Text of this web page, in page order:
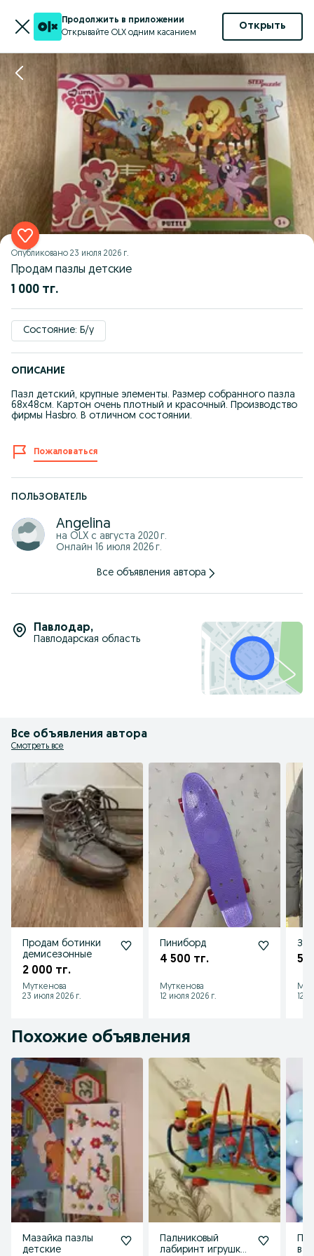
Продолжить в приложении
Открывайте OLX одним касанием
Открыть
Опубликовано 23 июля 2026 г.
Продам пазлы детские
1 000 тг.
Состояние: Б/у
ОПИСАНИЕ
Пазл детский, крупные элементы. Размер собранного пазла
68х48см. Картон очень плотный и красочный. Производство
фирмы Hasbro. В отличном состоянии.
Пожаловаться
ПОЛЬЗОВАТЕЛЬ
Angelina
на OLX с августа 2020 г.
Онлайн 16 июля 2026 г.
Все объявления автора
Павлодар,
Павлодарская область
Все объявления автора
Смотреть все
Продам ботинки
демисезонные
2 000 тг.
Муткенова
23 июля 2026 г.
Пиниборд
4 500 тг.
Муткенова
12 июля 2026 г.
5
12
Похожие объявления
Мазайка пазлы
детские
Пальчиковый
лабиринт игрушка
в